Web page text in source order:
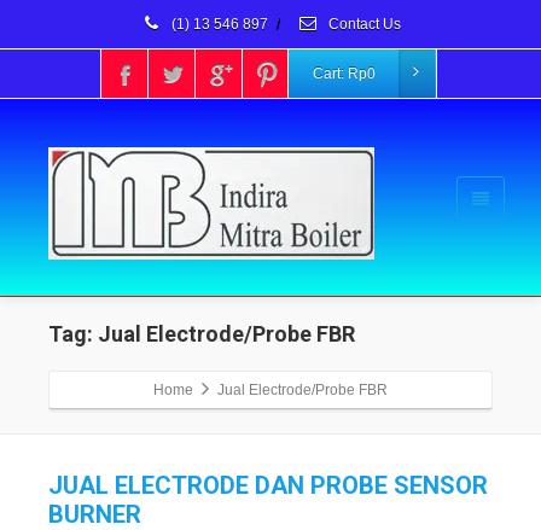
(1) 13 546 897 / Contact Us
Cart: Rp0
Tag: Jual Electrode/Probe FBR
Home Jual Electrode/Probe FBR
JUAL ELECTRODE DAN PROBE SENSOR
BURNER